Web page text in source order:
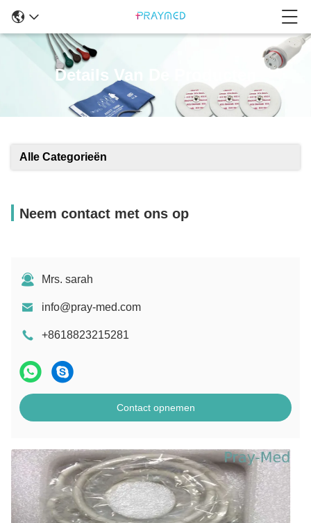
Details Van De Producten
Alle Categorieën
Neem contact met ons op
Mrs. sarah
info@pray-med.com
+8618823215281
Contact opnemen